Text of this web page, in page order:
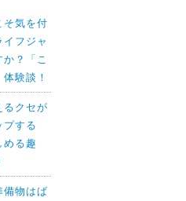
そ気を付
フジャ
？「こ
験談！
るクセが
プする
める趣
備物はば